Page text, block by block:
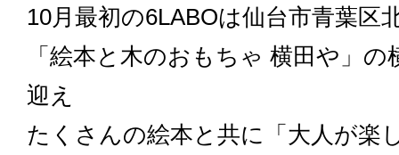
10月最初の6LABOは仙台市青葉区
「絵本と木のおもちゃ 横田や」の
迎え
たくさんの絵本と共に「大人が楽